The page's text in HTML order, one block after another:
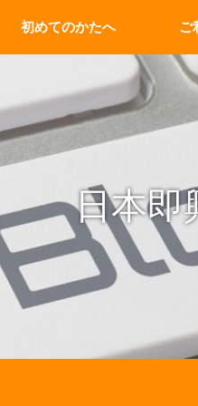
初めてのかたへ ご
日本即